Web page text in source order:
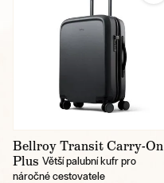
Bellroy Transit Carry-On
Plus Větší palubní kufr pro
náročné cestovatele